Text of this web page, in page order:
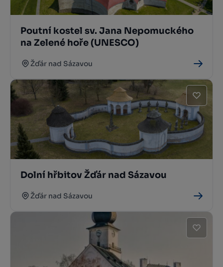
Poutní kostel sv. Jana Nepomuckého
na Zelené hoře (UNESCO)
Žďár nad Sázavou
Dolní hřbitov Žďár nad Sázavou
Žďár nad Sázavou